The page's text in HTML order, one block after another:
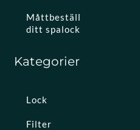
Måttbeställ
ditt spalock
Kategorier
Lock
Filter